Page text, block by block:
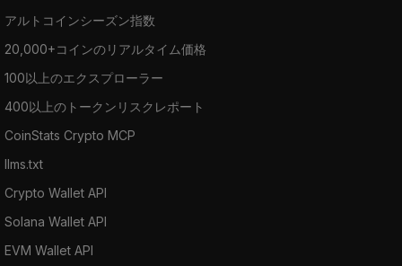
アルトコインシーズン指数
20,000+コインのリアルタイム価格
100以上のエクスプローラー
400以上のトークンリスクレポート
CoinStats Crypto MCP
llms.txt
Crypto Wallet API
Solana Wallet API
EVM Wallet API